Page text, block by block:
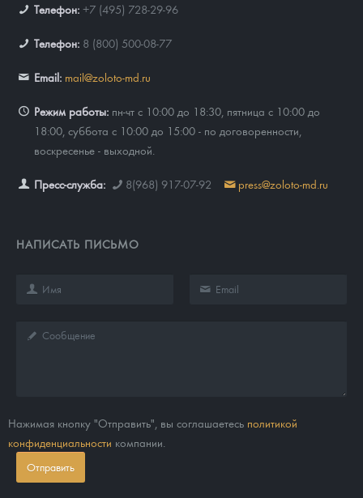
Телефон: +7 (495) 728-29-96
Телефон: 8 (800) 500-08-77
Email: mail@zoloto-md.ru
Режим работы: пн-чт с 10:00 до 18:30, пятница с 10:00 до
18:00, суббота с 10:00 до 15:00 - по договоренности,
воскресенье - выходной.
Пресс-служба: 8(968) 917-07-92 press@zoloto-md.ru
НАПИСАТЬ ПИСЬМО
Нажимая кнопку "Отправить", вы соглашаетесь политикой
конфиденциальности компании.
Отправить